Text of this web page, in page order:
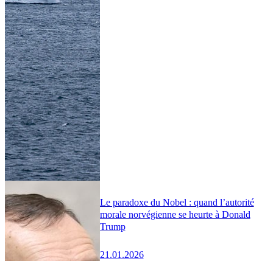
Le paradoxe du Nobel : quand l’autorité
morale norvégienne se heurte à Donald
Trump
21.01.2026